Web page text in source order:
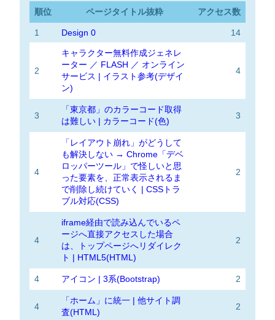
順位 ページタイトル抜粋 アクセス数
1 Design 0 14
2
キャラクター無料作成ジェネレ
ーター ／ FLASH ／ オンライン
サービス | イラスト参考(デザイ
ン)
4
3
「東京都」のカラーコード取得
は難しい | カラーコード(色)
3
4
「レイアウト崩れ」がどうして
も解決しない → Chrome「デベ
ロッパーツール」で怪しいと思
った要素を、正常表示されるま
で削除し続けていく | CSSトラ
ブル対応(CSS)
2
4
iframe経由で読み込んでいるペ
ージへ直接アクセスした場合
は、トップページへリダイレク
ト | HTML5(HTML)
2
4 アイコン | 3系(Bootstrap) 2
4
「ホーム」に統一 | 他サイト調
査(HTML)
2